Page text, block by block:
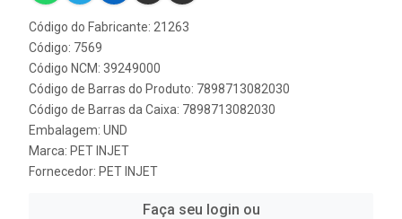
Código do Fabricante: 21263
Código: 7569
Código NCM: 39249000
Código de Barras do Produto: 7898713082030
Código de Barras da Caixa: 7898713082030
Embalagem: UND
Marca: PET INJET
Fornecedor: PET INJET
Faça seu login ou